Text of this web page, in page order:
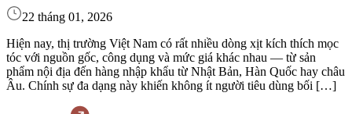
22 tháng 01, 2026
Hiện nay, thị trường Việt Nam có rất nhiều dòng xịt kích thích mọc
tóc với nguồn gốc, công dụng và mức giá khác nhau — từ sản
phẩm nội địa đến hàng nhập khẩu từ Nhật Bản, Hàn Quốc hay châu
Âu. Chính sự đa dạng này khiến không ít người tiêu dùng bối […]